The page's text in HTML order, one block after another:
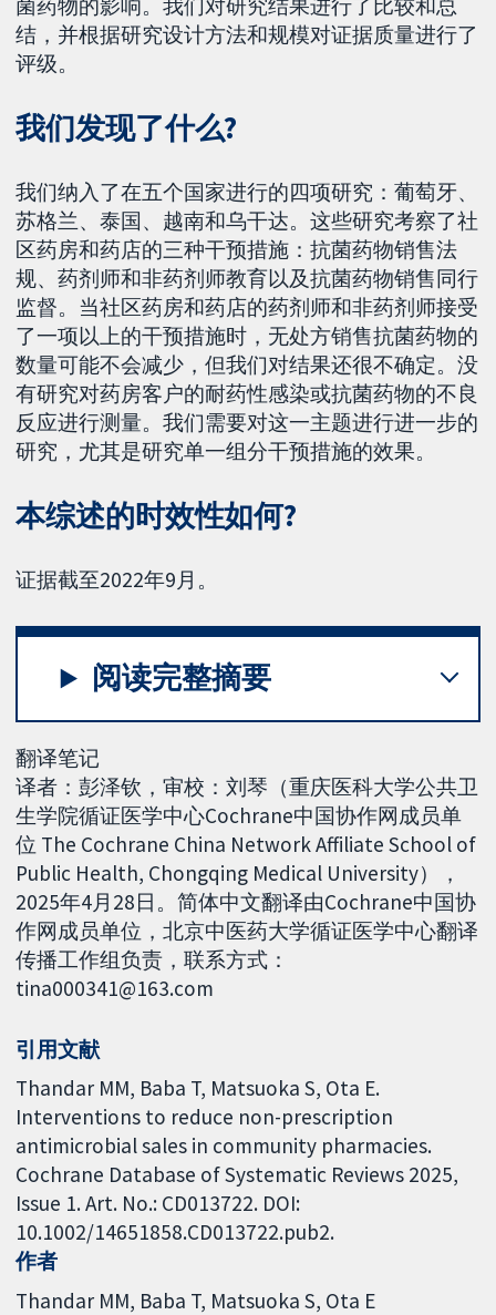
菌药物的影响。我们对研究结果进行了比较和总
结，并根据研究设计方法和规模对证据质量进行了
评级。
我们发现了什么?
我们纳入了在五个国家进行的四项研究：葡萄牙、
苏格兰、泰国、越南和乌干达。这些研究考察了社
区药房和药店的三种干预措施：抗菌药物销售法
规、药剂师和非药剂师教育以及抗菌药物销售同行
监督。当社区药房和药店的药剂师和非药剂师接受
了一项以上的干预措施时，无处方销售抗菌药物的
数量可能不会减少，但我们对结果还很不确定。没
有研究对药房客户的耐药性感染或抗菌药物的不良
反应进行测量。我们需要对这一主题进行进一步的
研究，尤其是研究单一组分干预措施的效果。
本综述的时效性如何?
证据截至2022年9月。
阅读完整摘要
翻译笔记
译者：彭泽钦，审校：刘琴（重庆医科大学公共卫
生学院循证医学中心Cochrane中国协作网成员单
位 The Cochrane China Network Affiliate School of
Public Health, Chongqing Medical University），
2025年4月28日。简体中文翻译由Cochrane中国协
作网成员单位，北京中医药大学循证医学中心翻译
传播工作组负责，联系方式：
tina000341@163.com
引用文献
Thandar MM, Baba T, Matsuoka S, Ota E.
Interventions to reduce non-prescription
antimicrobial sales in community pharmacies.
Cochrane Database of Systematic Reviews 2025,
Issue 1. Art. No.: CD013722. DOI:
10.1002/14651858.CD013722.pub2.
作者
Thandar MM Baba T Matsuoka S Ota E